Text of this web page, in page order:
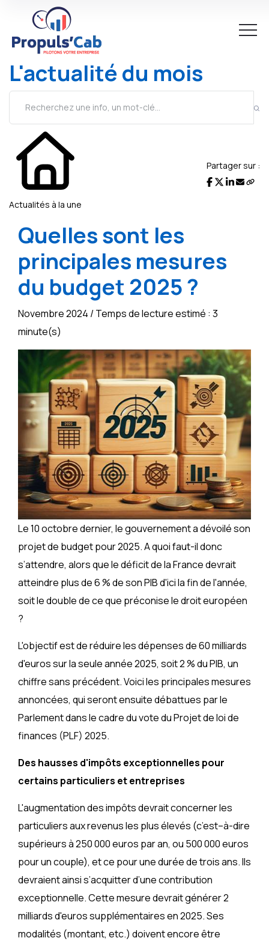
L'actualité du mois
Actualités à la une
Partager sur :
Quelles sont les
principales mesures
du budget 2025 ?
Novembre 2024 / Temps de lecture estimé : 3
minute(s)
Le 10 octobre dernier, le gouvernement a dévoilé son
projet de budget pour 2025. A quoi faut-il donc
s’attendre, alors que le déficit de la France devrait
atteindre plus de 6 % de son PIB d'ici la fin de l'année,
soit le double de ce que préconise le droit européen
?
L'objectif est de réduire les dépenses de 60 milliards
d'euros sur la seule année 2025, soit 2 % du PIB, un
chiffre sans précédent. Voici les principales mesures
annoncées, qui seront ensuite débattues par le
Parlement dans le cadre du vote du Projet de loi de
finances (PLF) 2025.
Des hausses d'impôts exceptionnelles pour
certains particuliers et entreprises
L'augmentation des impôts devrait concerner les
particuliers aux revenus les plus élevés (c’est–à-dire
supérieurs à 250 000 euros par an, ou 500 000 euros
pour un couple), et ce pour une durée de trois ans. Ils
devraient ainsi s’acquitter d’une contribution
exceptionnelle. Cette mesure devrait générer 2
milliards d'euros supplémentaires en 2025. Ses
modalités (montant, etc.) doivent encore être